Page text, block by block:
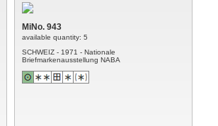
MiNo. 943
available quantity: 5
SCHWEIZ - 1971 - Nationale
Briefmarkenausstellung NABA